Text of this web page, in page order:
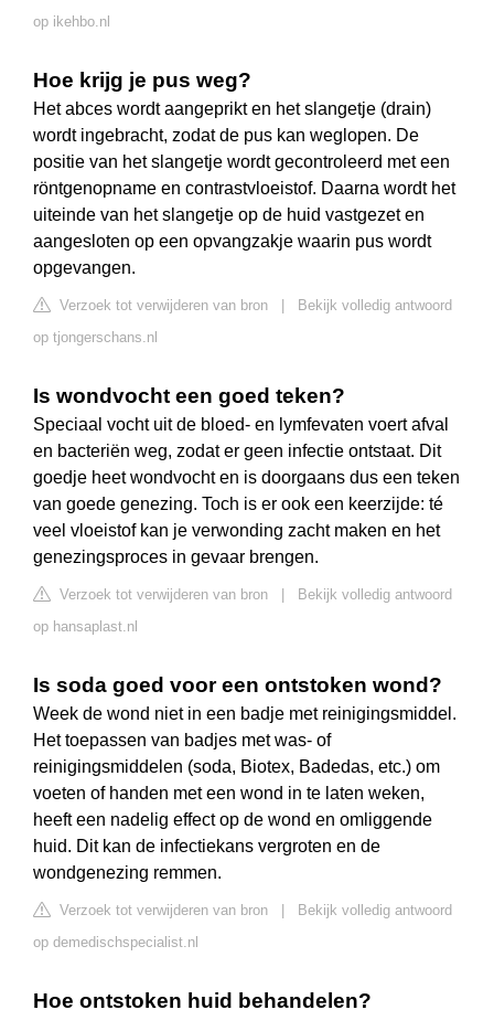
op ikehbo.nl
Hoe krijg je pus weg?
Het abces wordt aangeprikt en het slangetje (drain)
wordt ingebracht, zodat de pus kan weglopen. De
positie van het slangetje wordt gecontroleerd met een
röntgenopname en contrastvloeistof. Daarna wordt het
uiteinde van het slangetje op de huid vastgezet en
aangesloten op een opvangzakje waarin pus wordt
opgevangen.
Verzoek tot verwijderen van bron
Bekijk volledig antwoord
op tjongerschans.nl
Is wondvocht een goed teken?
Speciaal vocht uit de bloed- en lymfevaten voert afval
en bacteriën weg, zodat er geen infectie ontstaat. Dit
goedje heet wondvocht en is doorgaans dus een teken
van goede genezing. Toch is er ook een keerzijde: té
veel vloeistof kan je verwonding zacht maken en het
genezingsproces in gevaar brengen.
Verzoek tot verwijderen van bron
Bekijk volledig antwoord
op hansaplast.nl
Is soda goed voor een ontstoken wond?
Week de wond niet in een badje met reinigingsmiddel.
Het toepassen van badjes met was- of
reinigingsmiddelen (soda, Biotex, Badedas, etc.) om
voeten of handen met een wond in te laten weken,
heeft een nadelig effect op de wond en omliggende
huid. Dit kan de infectiekans vergroten en de
wondgenezing remmen.
Verzoek tot verwijderen van bron
Bekijk volledig antwoord
op demedischspecialist.nl
Hoe ontstoken huid behandelen?